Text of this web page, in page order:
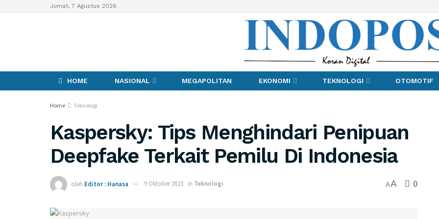
Jumat, 7 Agustus 2026
HOME NASIONAL MEGAPOLITAN EKONOMI TEKNOLOGI OTOMOTIF
Home Teknologi
Kaspersky: Tips Menghindari Penipuan
Deepfake Terkait Pemilu Di Indonesia
oleh Editor : Hanasa 9 Oktober 2023 in Teknologi AA 0